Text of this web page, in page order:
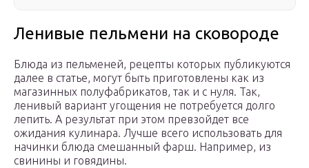
Ленивые пельмени на сковороде
Блюда из пельменей, рецепты которых публикуются
далее в статье, могут быть приготовлены как из
магазинных полуфабрикатов, так и с нуля. Так,
ленивый вариант угощения не потребуется долго
лепить. А результат при этом превзойдет все
ожидания кулинара. Лучше всего использовать для
начинки блюда смешанный фарш. Например, из
свинины и говядины.